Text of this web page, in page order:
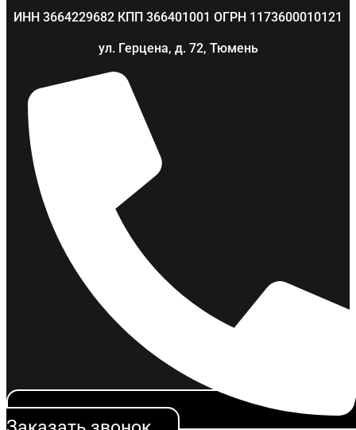
Таблицу штрафов по КоАП
ИНН 3664229682 КПП 366401001 ОГРН 1173600010121
ул. Герцена, д. 72, Тюмень